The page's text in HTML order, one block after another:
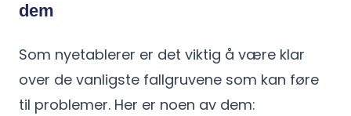
dem
Som nyetablerer er det viktig å være klar
over de vanligste fallgruvene som kan føre
til problemer. Her er noen av dem: